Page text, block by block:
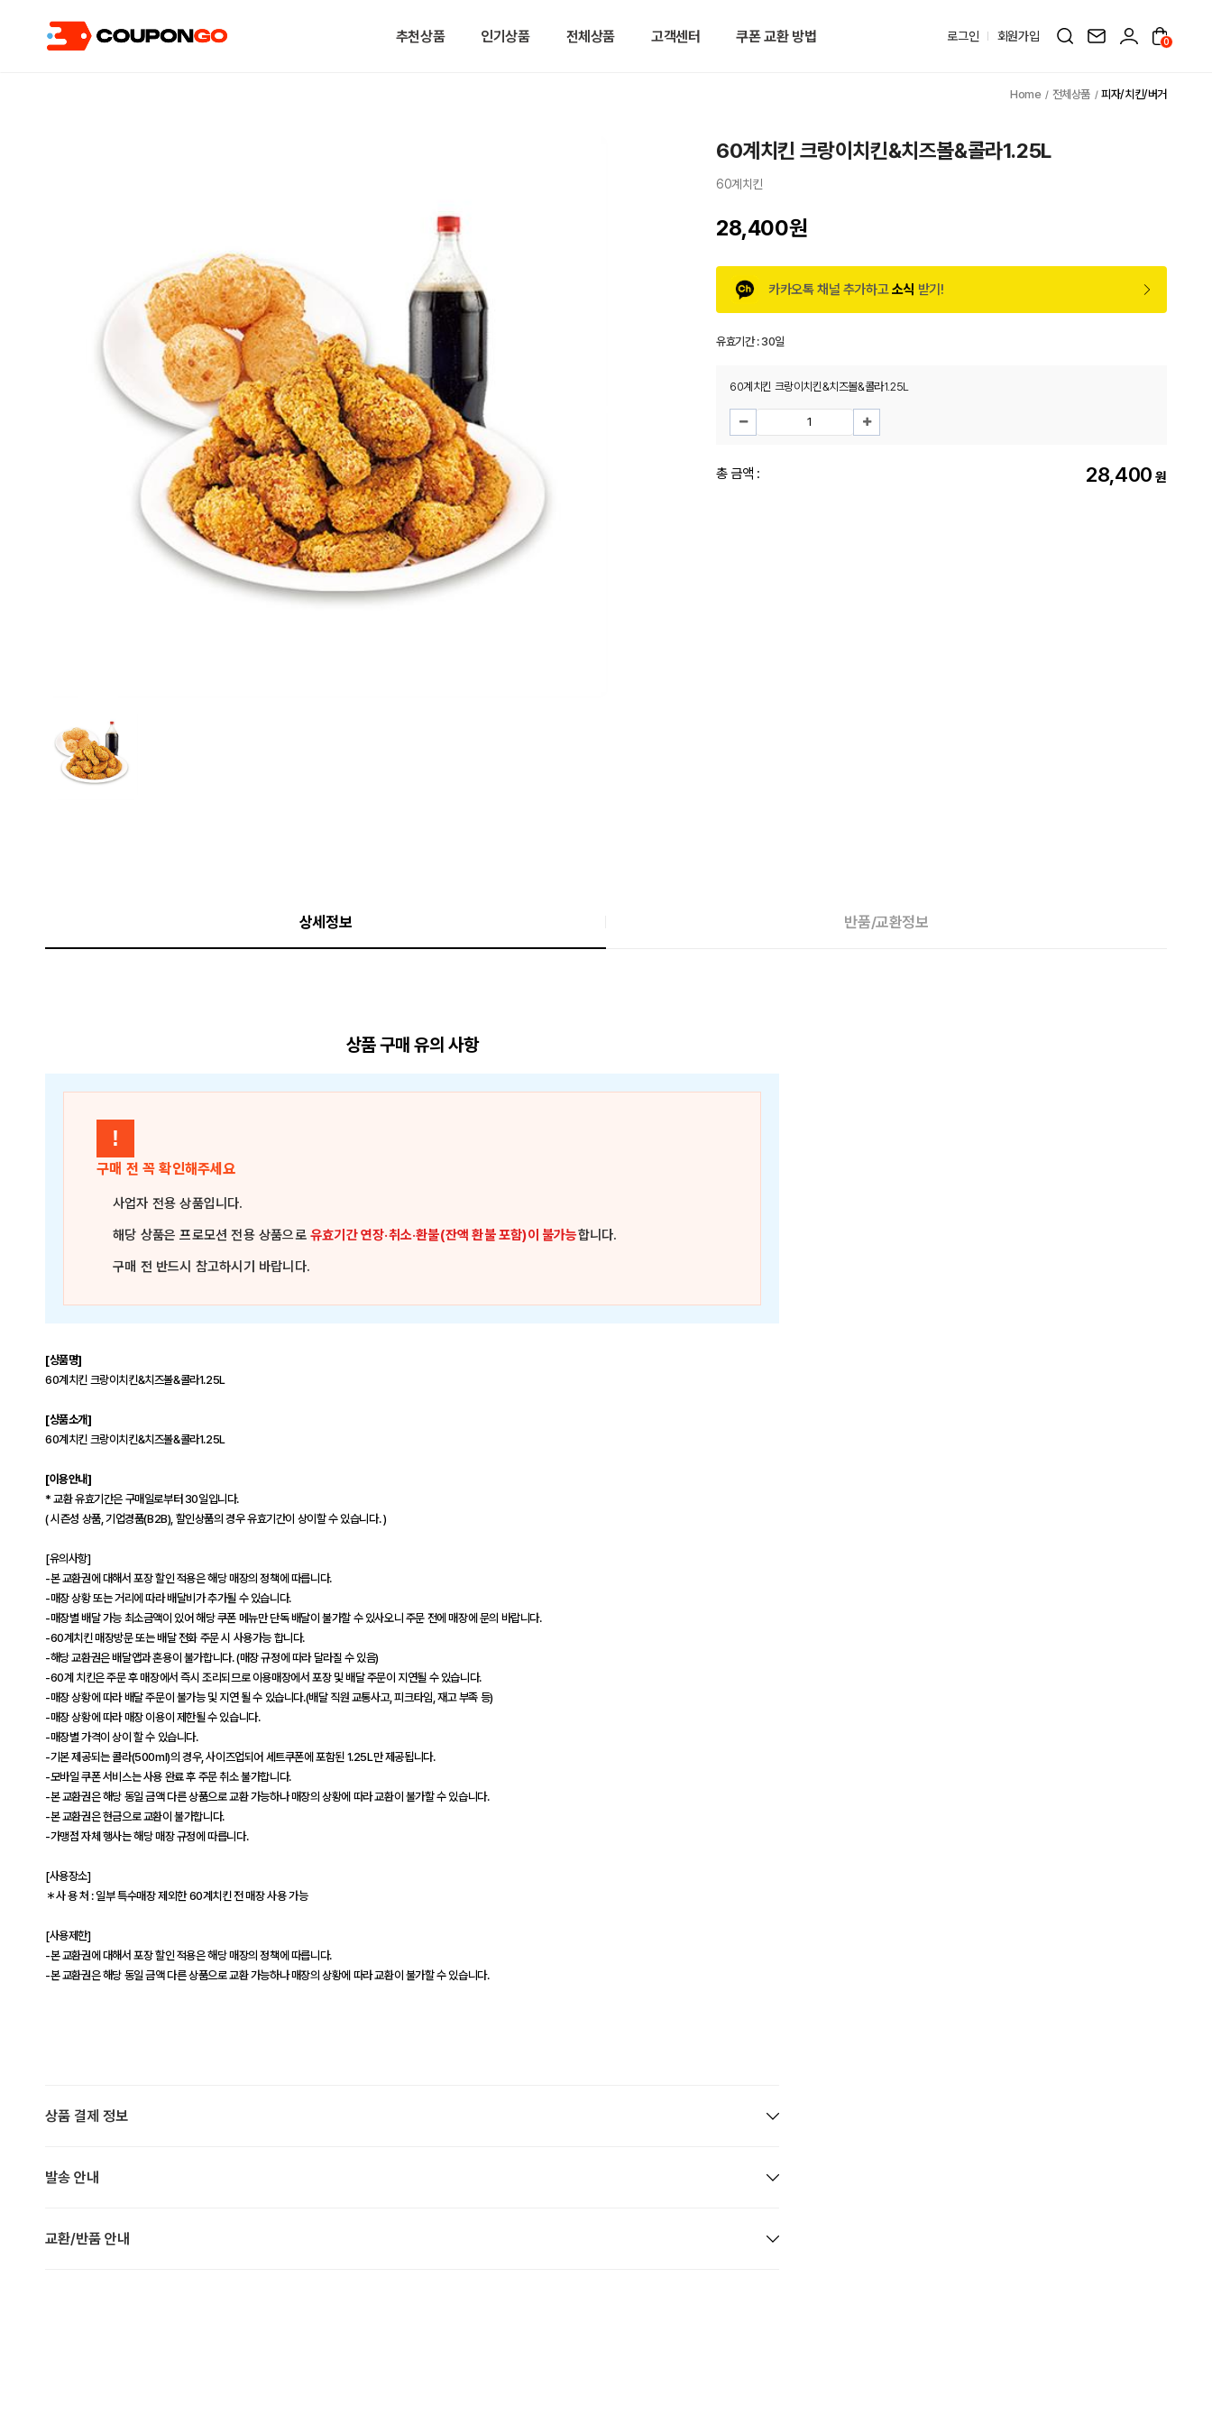
추천상품 인기상품 전체상품 고객센터 쿠폰 교환 방법 로그인 회원가입 0
전체상품 피자/치킨/버거
60계치킨 크랑이치킨&치즈볼&콜라1.25L
60계치킨
28,400원
카카오톡 채널 추가하고소식 받기!
유효기간 :30일
60계치킨 크랑이치킨&치즈볼&콜라1.25L
총 금액 : 28,400 원
상세정보 반품/교환정보
상품 구매 유의 사항
!
구매 전 꼭 확인해주세요
사업자 전용 상품입니다.
해당 상품은프로모션 전용 상품으로유효기간 연장·취소·환불(잔액 환불 포함)이 불가능합니다.
구매 전 반드시 참고하시기 바랍니다.
[상품명]
60계치킨 크랑이치킨&치즈볼&콜라1.25L
[상품소개]
60계치킨 크랑이치킨&치즈볼&콜라1.25L
[이용안내]
* 교환 유효기간은 구매일로부터 30일입니다.
( 시즌성 상품, 기업경품(B2B), 할인상품의 경우 유효기간이 상이할 수 있습니다. )
[유의사항]
-본 교환권에 대해서 포장 할인 적용은 해당 매장의 정책에 따릅니다.
-매장 상황 또는 거리에 따라 배달비가 추가될 수 있습니다.
-매장별 배달 가능 최소금액이 있어 해당 쿠폰 메뉴만 단독 배달이 불가할 수 있사오니 주문 전에 매장에 문의 바랍니다.
-60계치킨 매장방문 또는 배달 전화 주문 시 사용가능 합니다.
-해당 교환권은 배달앱과 혼용이 불가합니다. (매장 규정에 따라 달라질 수 있음)
-60계 치킨은 주문 후 매장에서 즉시 조리되므로 이용매장에서 포장 및 배달 주문이 지연될 수 있습니다.
-매장 상황에 따라 배달 주문이 불가능 및 지연 될 수 있습니다.(배달 직원 교통사고, 피크타임, 재고 부족 등)
-매장 상황에 따라 매장 이용이 제한될 수 있습니다.
-매장별 가격이 상이 할 수 있습니다.
-기본 제공되는 콜라(500ml)의 경우, 사이즈업되어 세트쿠폰에 포함된 1.25L만 제공됩니다.
-모바일 쿠폰 서비스는 사용 완료 후 주문 취소 불가합니다.
-본 교환권은 해당 동일 금액 다른 상품으로 교환 가능하나 매장의 상황에 따라 교환이 불가할 수 있습니다.
-본 교환권은 현금으로 교환이 불가합니다.
-가맹점 자체 행사는 해당 매장 규정에 따릅니다.
[사용장소]
＊사 용 처 : 일부 특수매장 제외한 60계치킨 전 매장 사용 가능
[사용제한]
-본 교환권에 대해서 포장 할인 적용은 해당 매장의 정책에 따릅니다.
-본 교환권은 해당 동일 금액 다른 상품으로 교환 가능하나 매장의 상황에 따라 교환이 불가할 수 있습니다.
상품 결제 정보
발송 안내
교환/반품 안내